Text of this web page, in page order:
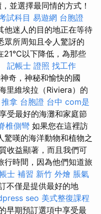
並選擇最同情的方式！
試科目 易遊網 台胞證
他迷人的目的地正在等待
眾所周知且令人驚訝的
以下降低，為那些
記帳士 證照 找工作
奇，神秘和愉快的國
里維埃拉（Riviera）的
拿 台胞證 台中 com是
受最好的海灘和家庭節
椎側彎 如果您在這裡訪
驚嘆的海洋動物和植物之
收益顯著，而且我們可
行時間，因為他們知道旅
士 補習 新竹 外燴 脹氣
不僅是提供最好的地
seo 美式整復課程
早期預訂選項中享受最